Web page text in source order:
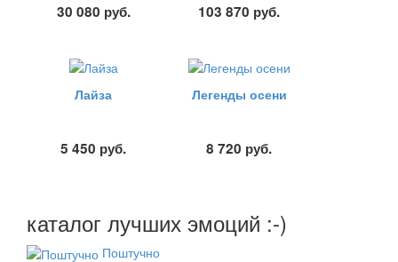
30 080 руб. 103 870 руб.
Лайза
5 450 руб.
Легенды осени
8 720 руб.
каталог лучших эмоций :-)
Поштучно